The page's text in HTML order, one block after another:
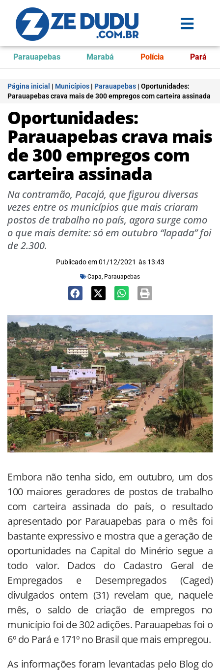
Parauapebas Marabá Polícia Pará
Página inicial | Municípios | Parauapebas | Oportunidades:
Parauapebas crava mais de 300 empregos com carteira assinada
Oportunidades:
Parauapebas crava mais
de 300 empregos com
carteira assinada
Na contramão, Pacajá, que figurou diversas
vezes entre os municípios que mais criaram
postos de trabalho no país, agora surge como
o que mais demite: só em outubro “lapada” foi
de 2.300.
Publicado em 01/12/2021 às 13:43
Capa, Parauapebas
Embora não tenha sido, em outubro, um dos
100 maiores geradores de postos de trabalho
com carteira assinada do país, o resultado
apresentado por Parauapebas para o mês foi
bastante expressivo e mostra que a geração de
oportunidades na Capital do Minério segue a
todo valor. Dados do Cadastro Geral de
Empregados e Desempregados (Caged)
divulgados ontem (31) revelam que, naquele
mês, o saldo de criação de empregos no
município foi de 302 adições. Parauapebas foi o
6º do Pará e 171º no Brasil que mais empregou.
As informações foram levantadas pelo Blog do